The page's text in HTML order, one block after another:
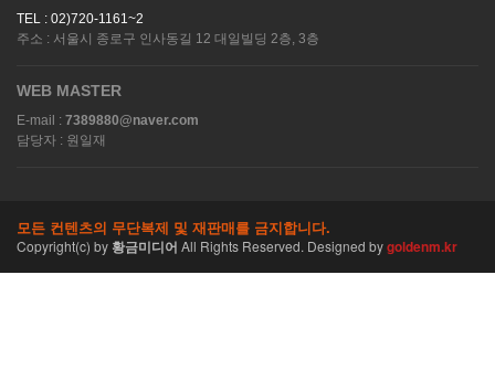
TEL : 02)720-1161~2
주소 : 서울시 종로구 인사동길 12 대일빌딩 2층, 3층
WEB MASTER
E-mail : 7389880@naver.com
담당자 : 원일재
모든 컨텐츠의 무단복제 및 재판매를 금지합니다.
Copyright(c) by 황금미디어 All Rights Reserved. Designed bygoldenm.kr